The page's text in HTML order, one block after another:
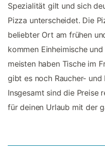
Spezialität gilt und sich
Pizza unterscheidet. Die
beliebter Ort am frühen
kommen Einheimische
meisten haben Tische im
gibt es noch Raucher-
Insgesamt sind die Preise
für deinen Urlaub mit der